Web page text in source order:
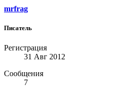
mrfrag
Писатель
Регистрация
31 Авг 2012
Сообщения
7